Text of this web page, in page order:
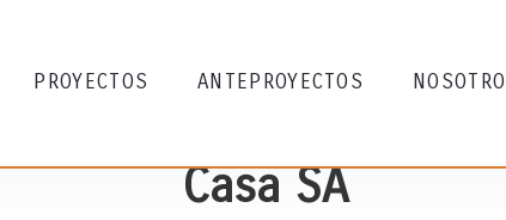
PROYECTOS ANTEPROYECTOS
Casa SA